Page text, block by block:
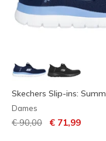
Skechers Slip-ins:
Dames
Prijs verlaagd van
€ 90,00 naar
€ 71,99